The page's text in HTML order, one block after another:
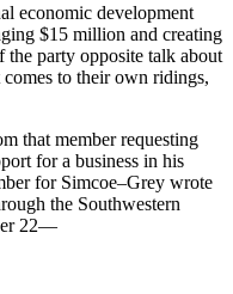
economic development
$15 million and creating
the party opposite talk about
to their own ridings,
that member requesting
for a business in his
for Simcoe–Grey wrote
the Southwestern
22—